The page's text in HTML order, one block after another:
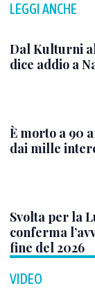
LEGGI ANCHE
Dal Kulturni
dice addio a
È morto a 90
dai mille
Svolta per la
conferma
fine del 2026
VIDEO